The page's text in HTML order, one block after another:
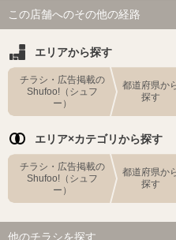
この店舗へのその他の経路
エリアから探す
チラシ・広告掲載の
Shufoo!（シュフ
ー）
都道府県か
探す
エリア×カテゴリから探す
チラシ・広告掲載の
Shufoo!（シュフ
ー）
都道府県か
探す
他のチラシを探す